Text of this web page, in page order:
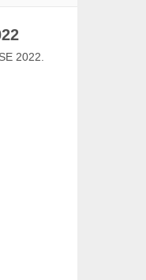
2022.